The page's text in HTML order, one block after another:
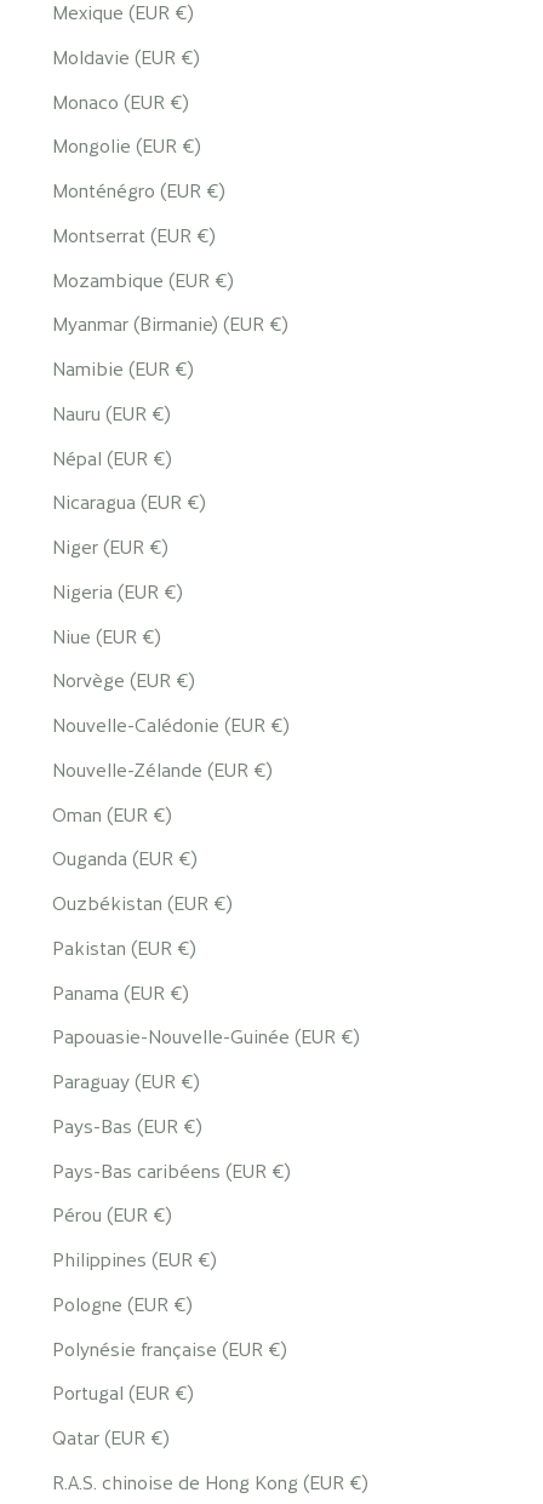
Mexique (EUR €)
Moldavie (EUR €)
Monaco (EUR €)
Mongolie (EUR €)
Monténégro (EUR €)
Montserrat (EUR €)
Mozambique (EUR €)
Myanmar (Birmanie) (EUR €)
Namibie (EUR €)
Nauru (EUR €)
Népal (EUR €)
Nicaragua (EUR €)
Niger (EUR €)
Nigeria (EUR €)
Niue (EUR €)
Norvège (EUR €)
Nouvelle-Calédonie (EUR €)
Nouvelle-Zélande (EUR €)
Oman (EUR €)
Ouganda (EUR €)
Ouzbékistan (EUR €)
Pakistan (EUR €)
Panama (EUR €)
Papouasie-Nouvelle-Guinée (EUR €)
Paraguay (EUR €)
Pays-Bas (EUR €)
Pays-Bas caribéens (EUR €)
Pérou (EUR €)
Philippines (EUR €)
Pologne (EUR €)
Polynésie française (EUR €)
Portugal (EUR €)
Qatar (EUR €)
R.A.S. chinoise de Hong Kong (EUR €)